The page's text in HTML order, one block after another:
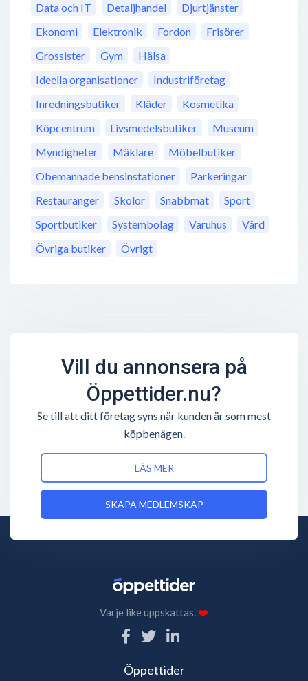
Data och IT
Detaljhandel
Djurtjänster
Ekonomi
Elektronik Fordon
Frisörer
Grossister
Gym
Hälsa
Ideella organisationer
Industriföretag
Inredningsbutiker
Kläder
Kosmetika
Köpcentrum
Livsmedelsbutiker
Museum
Myndigheter
Mäklare
Möbelbutiker
Obemannade bensinstationer
Parkeringar
Restauranger
Skolor Snabbmat
Sport
Sportbutiker
Systembolag Varuhus
Vård
Övriga butiker
Övrigt
Vill du annonsera på
Öppettider.nu?
Se till att ditt företag syns när kunden är som mest
köpbenägen.
LÄS MER
SKAPA MEDLEMSKAP
Varje like uppskattas.❤️
Öppettider